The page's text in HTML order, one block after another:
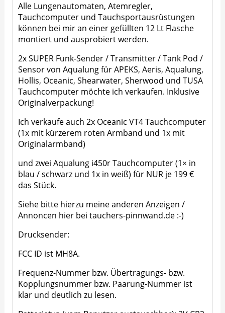
Alle Lungenautomaten, Atemregler,
Tauchcomputer und Tauchsportausrüstungen
können bei mir an einer gefüllten 12 Lt Flasche
montiert und ausprobiert werden.
2x SUPER Funk-Sender / Transmitter / Tank Pod /
Sensor von Aqualung für APEKS, Aeris, Aqualung,
Hollis, Oceanic, Shearwater, Sherwood und TUSA
Tauchcomputer möchte ich verkaufen. Inklusive
Originalverpackung!
Ich verkaufe auch 2x Oceanic VT4 Tauchcomputer
(1x mit kürzerem roten Armband und 1x mit
Originalarmband)
und zwei Aqualung i450r Tauchcomputer (1× in
blau / schwarz und 1x in weiß) für NUR je 199 €
das Stück.
Siehe bitte hierzu meine anderen Anzeigen /
Annoncen hier bei tauchers-pinnwand.de :-)
Drucksender:
FCC ID ist MH8A.
Frequenz-Nummer bzw. Übertragungs- bzw.
Kopplungsnummer bzw. Paarung-Nummer ist
klar und deutlich zu lesen.